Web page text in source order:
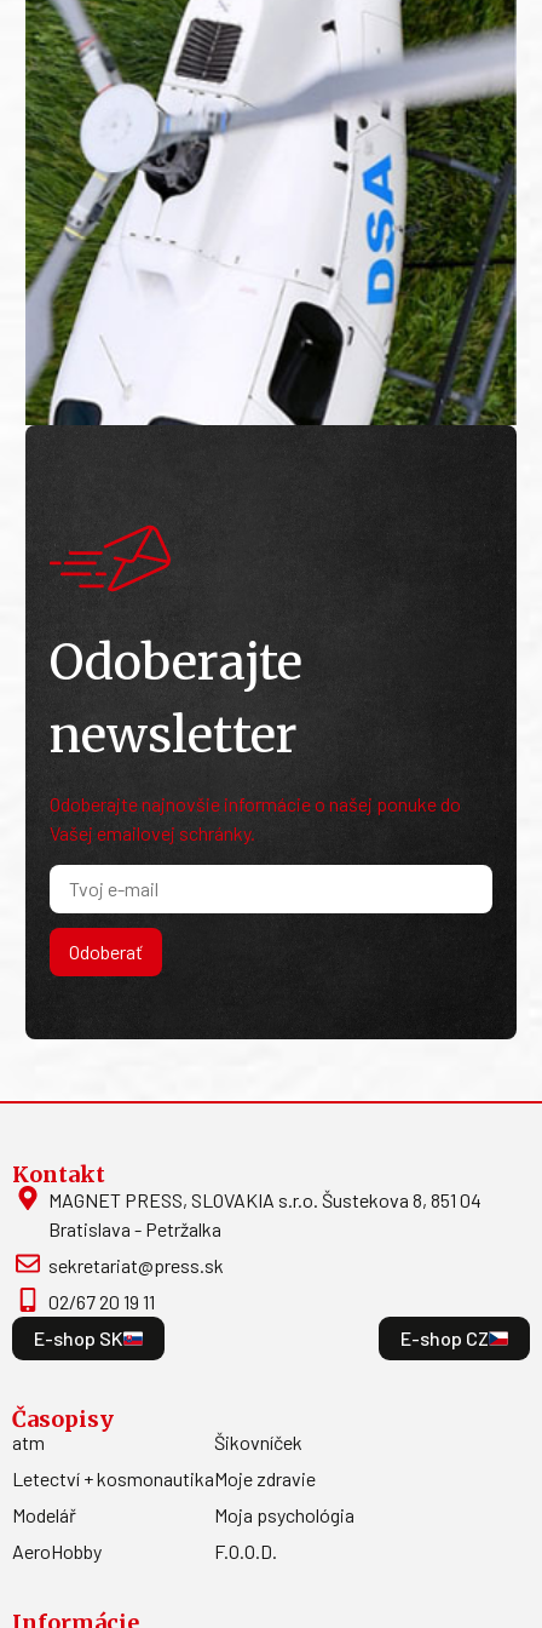
Odoberajte
newsletter
Odoberajte najnovšie informácie o našej ponuke do
Vašej emailovej schránky.
Odoberať
Kontakt
MAGNET PRESS, SLOVAKIA s.r.o. Šustekova 8, 851 04
Bratislava - Petržalka
sekretariat@press.sk
02/67 20 19 11
E-shop SK
E-shop CZ
Časopisy
atm
Letectví + kosmonautika
Modelář
AeroHobby
Šikovníček
Moje zdravie
Moja psychológia
F.O.O.D.